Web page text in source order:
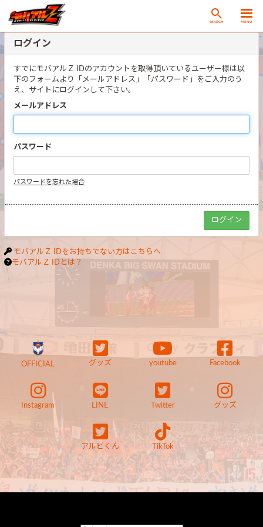
SEARCH MENU
ログイン
すでにモバアルＺ IDのアカウントを取得頂いているユーザー様は以
下のフォームより「メールアドレス」「パスワード」をご入力のう
え、サイトにログインして下さい。
メールアドレス
パスワード
パスワードを忘れた場合
モバアルＺ IDをお持ちでない方はこちらへ
モバアルＺ IDとは？
OFFICIAL グッズ youtube Facebook
Instagram LINE Twitter グッズ
アルビくん TikTok